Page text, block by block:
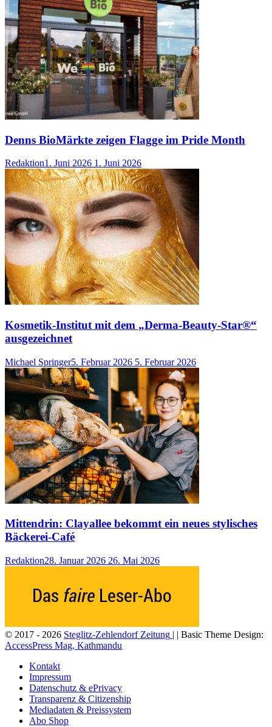
Denns BioMärkte zeigen Flagge im Pride Month
Redaktion1. Juni 2026 1. Juni 2026
Kosmetik-Institut mit dem „Derma-Beauty-Star®“
ausgezeichnet
Michael Springer5. Februar 2026 5. Februar 2026
Mittendrin: Clayallee bekommt ein neues stylisches
Bäckerei-Café
Redaktion28. Januar 2026 26. Mai 2026
© 2017 - 2026 Steglitz-Zehlendorf Zeitung | | Basic Theme Design:
AccessPress Mag, Kathmandu
Kontakt
Impressum
Datenschutz & ePrivacy
Transparenz & Citizenship
Mediadaten & Preissystem
Abo Shop